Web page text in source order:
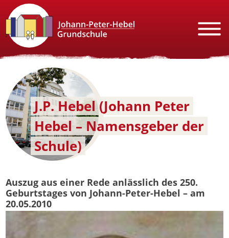
J.P. Hebel (Johann Peter
Hebel – Namensgeber der
Schule)
Auszug aus einer Rede anlässlich des 250.
Geburtstages von Johann-Peter-Hebel – am
20.05.2010